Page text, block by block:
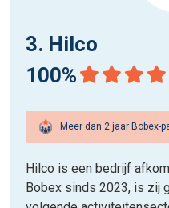
3. Hilco
100%
Meer dan 2 jaar Bobex-
Hilco is een bedrijf
Bobex sinds 2023, is zij